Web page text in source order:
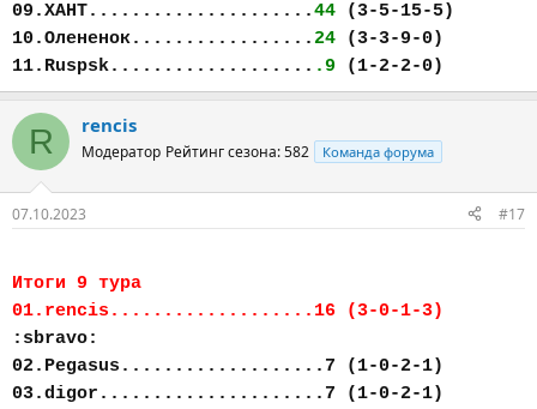
09.ХАНТ.....................44 (3-5-15-5)
10.Олененок.................24 (3-3-9-0)
11.Ruspsk................... .9 (1-2-2-0)
R rencis
Модератор Рейтинг сезона: 582 Команда форума
07.10.2023 #17
Итоги 9 тура
01.rencis...................16 (3-0-1-3)
:sbravo:
02.Pegasus...................7 (1-0-2-1)
03.digor.....................7 (1-0-2-1)